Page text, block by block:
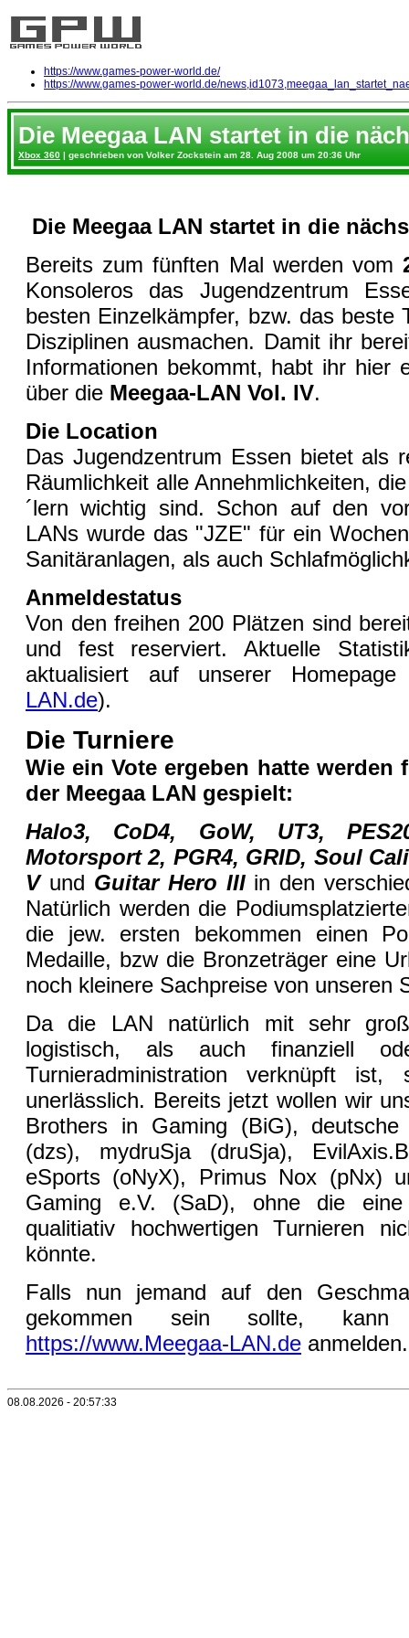
https://www.games-power-world.de/
https://www.games-power-world.de/
Die Meegaa LAN startet in die
Xbox 360 | geschrieben von Volker Zockstein am 28. Aug 2008 um 20:36 Uhr
Die Meegaa LAN startet in die
Bereits zum fünften Mal werden vom
Konsoleros das Jugendzentrum
besten Einzelkämpfer, bzw. das beste
Disziplinen ausmachen. Damit ihr
Informationen bekommt, habt ihr hier
über die Meegaa-LAN Vol. IV.
Die Location
Das Jugendzentrum Essen bietet als
Räumlichkeit alle Annehmlichkeiten,
´lern wichtig sind. Schon auf den
LANs wurde das "JZE" für ein
Sanitäranlagen, als auch
Anmeldestatus
Von den freihen 200 Plätzen sind
und fest reserviert. Aktuelle
aktualisiert auf unserer
LAN.de).
Die Turniere
Wie ein Vote ergeben hatte werden
der Meegaa LAN gespielt:
Halo3, CoD4, GoW, UT3,
Motorsport 2, PGR4, GRID, Soul
Vund Guitar Hero III in den
Natürlich werden die
die jew. ersten bekommen einen
Medaille, bzw die Bronzeträger eine
noch kleinere Sachpreise von unseren
Da die LAN natürlich mit sehr
logistisch, als auch finanziell
Turnieradministration verknüpft ist,
unerlässlich. Bereits jetzt wollen wir
Brothers in Gaming (BiG),
(dzs), mydruSja (druSja),
eSports (oNyX), Primus Nox (pNx)
Gaming e.V. (SaD), ohne die
qualitiativ hochwertigen Turnieren
könnte.
Falls nun jemand auf den
gekommen sein sollte,
https://www.Meegaa-LAN.de anmelden.
08.08.2026 - 20:57:33